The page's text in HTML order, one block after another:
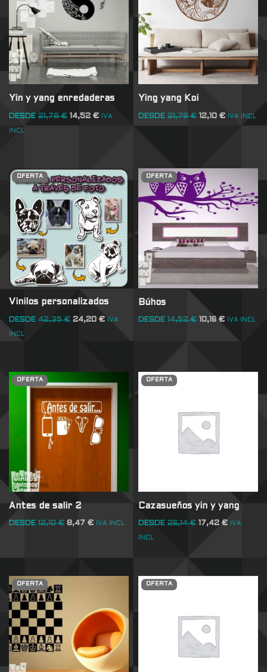
Yin y yang enredaderas
DESDE 21,78€ 14,52 € IVA
INCL
Ying yang Koi
DESDE 21,78€ 12,10€ IVA INCL
OFERTA
Vinilos personalizados
DESDE 42,35€ 24,20 € IVA
INCL
OFERTA
Búhos
DESDE 14,52€ 10,16€ IVA INCL
OFERTA
Antes de salir 2
DESDE 12,10€ 8,47 € IVA INCL
OFERTA
Cazasueños yin y yang
DESDE 26,14€ 17,42€ IVA
INCL
OFERTA OFERTA